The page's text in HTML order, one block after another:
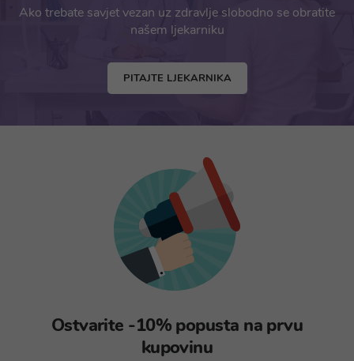
Ako trebate savjet vezan uz zdravlje slobodno se obratite
našem ljekarniku
PITAJTE LJEKARNIKA
Ostvarite -10% popusta na prvu
kupovinu